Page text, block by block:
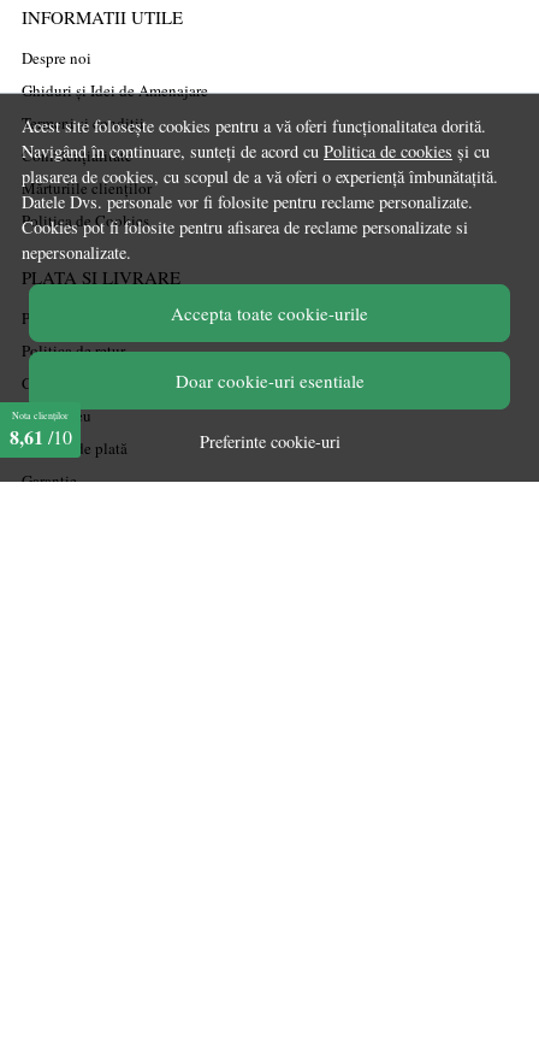
Acest site folosește cookies pentru a vă oferi funcționalitatea dorită.
Navigând în continuare, sunteți de acord cu Politica de cookies și cu
plasarea de cookies, cu scopul de a vă oferi o experiență îmbunătațită.
Datele Dvs. personale vor fi folosite pentru reclame personalizate.
Cookies pot fi folosite pentru afisarea de reclame personalizate si
nepersonalizate.
Accepta toate cookie-urile
Doar cookie-uri esentiale
Preferinte cookie-uri
INFORMATII UTILE
Despre noi
Ghiduri și Idei de Amenajare
Termeni și condiții
Confidențialitate
Mărturiile clienților
Politica de Cookies
PLATA SI LIVRARE
Politica de transport
Politica de retur
Cum cumpăr
Coșul meu
Metode de plată
Garanție
Nota clienților
8,61 /10